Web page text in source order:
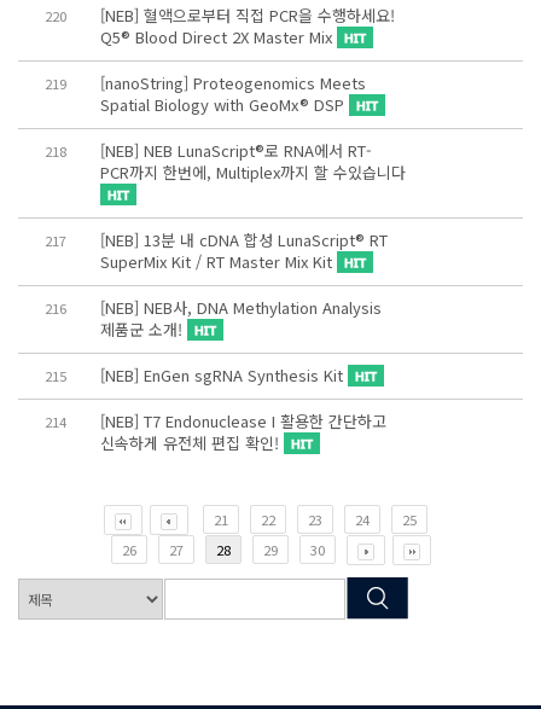
220
[NEB] 혈액으로부터 직접 PCR을 수행하세요!
Q5® Blood Direct 2X Master Mix
219
[nanoString] Proteogenomics Meets
Spatial Biology with GeoMx® DSP
218
[NEB] NEB LunaScript®로 RNA에서 RT-
PCR까지 한번에, Multiplex까지 할 수있습니다
217
[NEB] 13분 내 cDNA 합성 LunaScript® RT
SuperMix Kit / RT Master Mix Kit
216
[NEB] NEB사, DNA Methylation Analysis
제품군 소개!
215 [NEB] EnGen sgRNA Synthesis Kit
214
[NEB] T7 Endonuclease I 활용한 간단하고
신속하게 유전체 편집 확인!
21 22 23 24
25
26
27 28 29 30